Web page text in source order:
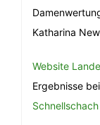
Katharina
Website
Ergebnisse
Schnellschach